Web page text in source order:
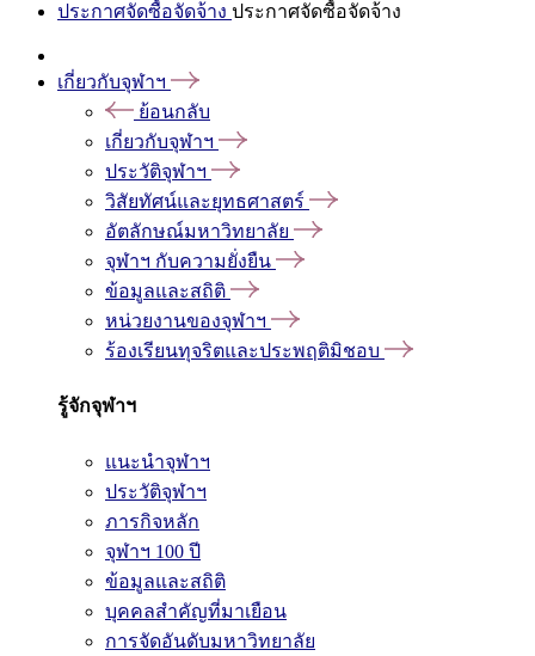
ประกาศจัดซื้อจัดจ้าง ประกาศจัดซื้อจัดจ้าง
เกี่ยวกับจุฬาฯ
ย้อนกลับ
เกี่ยวกับจุฬาฯ
ประวัติจุฬาฯ
วิสัยทัศน์และยุทธศาสตร์
อัตลักษณ์มหาวิทยาลัย
จุฬาฯ กับความยั่งยืน
ข้อมูลและสถิติ
หน่วยงานของจุฬาฯ
ร้องเรียนทุจริตและประพฤติมิชอบ
รู้จักจุฬาฯ
แนะนำจุฬาฯ
ประวัติจุฬาฯ
ภารกิจหลัก
จุฬาฯ 100 ปี
ข้อมูลและสถิติ
บุคคลสำคัญที่มาเยือน
การจัดอันดับมหาวิทยาลัย